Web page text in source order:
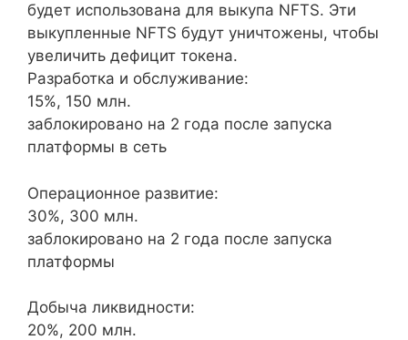
будет использована для выкупа NFTS. Эти
выкупленные NFTS будут уничтожены, чтобы
увеличить дефицит токена.
Разработка и обслуживание:
15%, 150 млн.
заблокировано на 2 года после запуска
платформы в сеть
Операционное развитие:
30%, 300 млн.
заблокировано на 2 года после запуска
платформы
Добыча ликвидности:
20%, 200 млн.